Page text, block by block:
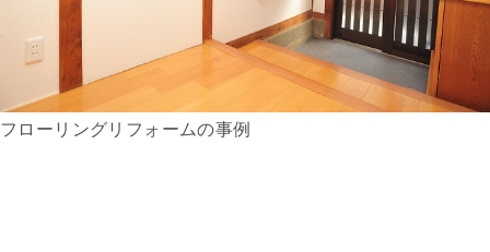
フローリングリフォームの事例